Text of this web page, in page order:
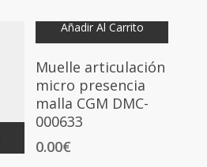
Añadir Al Carrito
Muelle articulación
micro presencia
malla CGM DMC-
000633
0.00€